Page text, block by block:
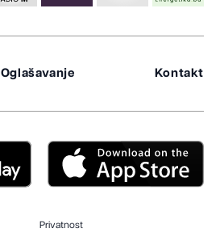
Oglašavanje Kontakt
Privatnost